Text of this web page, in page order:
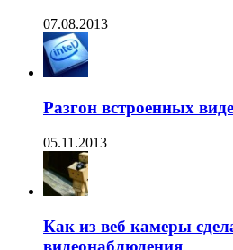
07.08.2013
Разгон встроенных
05.11.2013
Как из веб камеры
видеонаблюдения